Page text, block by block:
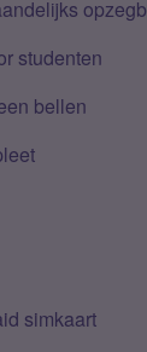
studenten
bellen
simkaart